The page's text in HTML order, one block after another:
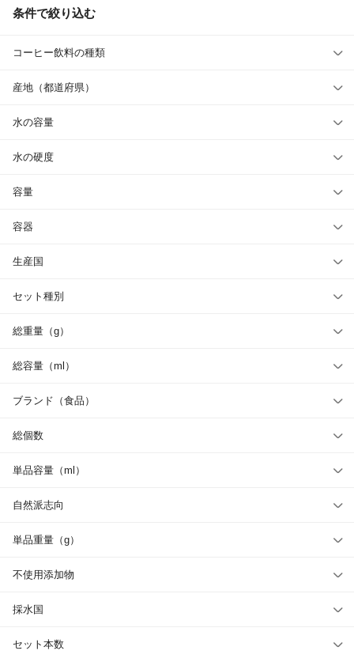
条件で絞り込む
コーヒー飲料の種類
産地（都道府県）
水の容量
水の硬度
容量
容器
生産国
セット種別
総重量（g）
総容量（ml）
ブランド（食品）
総個数
単品容量（ml）
自然派志向
単品重量（g）
不使用添加物
採水国
セット本数